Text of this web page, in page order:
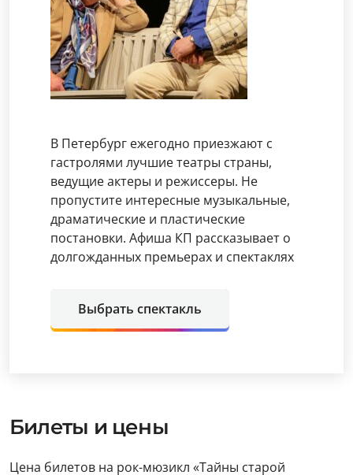
В Петербург ежегодно приезжают с
гастролями лучшие театры страны,
ведущие актеры и режиссеры. Не
пропустите интересные музыкальные,
драматические и пластические
постановки. Афиша КП рассказывает о
долгожданных премьерах и спектаклях
Выбрать спектакль
Билеты и цены
Цена билетов на рок-мюзикл «Тайны старой